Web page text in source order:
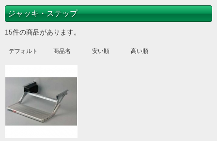
ジャッキ・ステップ
15件の商品があります。
デフォルト 商品名 安い順 高い順